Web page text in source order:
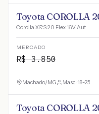
Toyota COROLLA
Corolla XRS 2.0 Flex 16V Aut.
MERCADO
R$3.850
Machado/MG Masc · 18-25
Toyota COROLLA